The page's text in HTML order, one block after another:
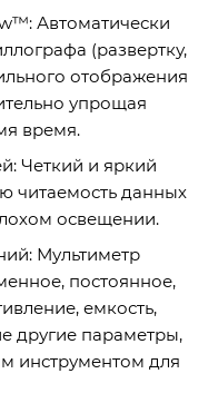
Автоматически
(развертку,
отображения
упрощая
время.
Четкий и яркий
читаемость данных
освещении.
Мультиметр
постоянное,
емкость,
другие параметры,
инструментом для